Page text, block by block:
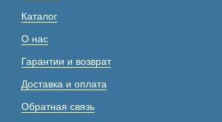
Каталог
О нас
Гарантии и возврат
Доставка и оплата
Обратная связь